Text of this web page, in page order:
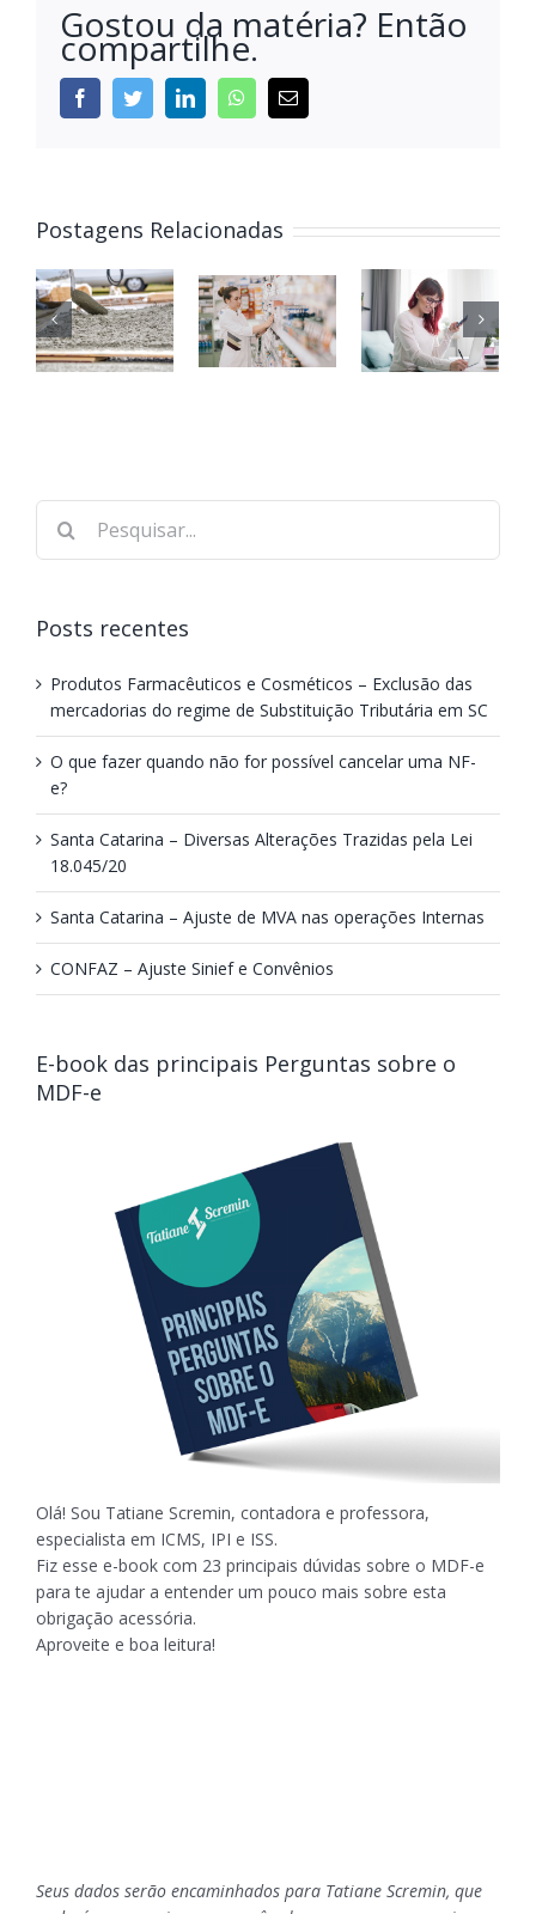
Gostou da matéria? Então
compartilhe.
Postagens Relacionadas
Posts recentes
Produtos Farmacêuticos e Cosméticos – Exclusão das
mercadorias do regime de Substituição Tributária em SC
O que fazer quando não for possível cancelar uma NF-
e?
Santa Catarina – Diversas Alterações Trazidas pela Lei
18.045/20
Santa Catarina – Ajuste de MVA nas operações Internas
CONFAZ – Ajuste Sinief e Convênios
E-book das principais Perguntas sobre o
MDF-e
Olá! Sou Tatiane Scremin, contadora e professora,
especialista em ICMS, IPI e ISS.
Fiz esse e-book com 23 principais dúvidas sobre o MDF-e
para te ajudar a entender um pouco mais sobre esta
obrigação acessória.
Aproveite e boa leitura!
Seus dados serão encaminhados para Tatiane Scremin, que